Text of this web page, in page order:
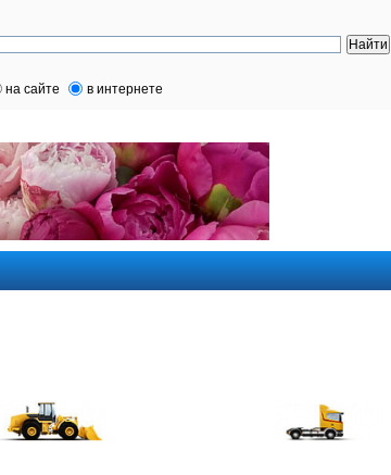
на сайте
в интернете